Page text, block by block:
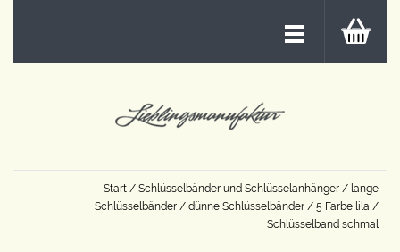
Start / Schlüsselbänder und Schlüsselanhänger / lange
Schlüsselbänder / dünne Schlüsselbänder / 5 Farbe lila /
Schlüsselband schmal